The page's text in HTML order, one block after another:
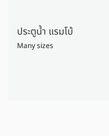
ประตูน้ำ แรมโบ้
Many sizes